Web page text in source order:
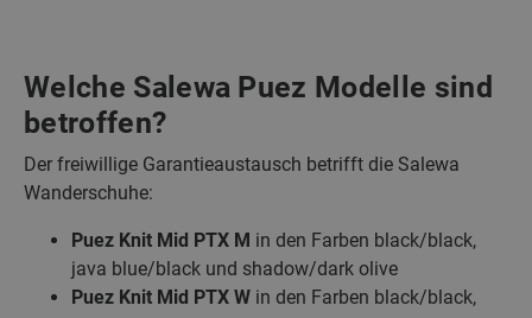
Welche Salewa Puez Modelle sind
betroffen?
Der freiwillige Garantieaustausch betrifft die Salewa
Wanderschuhe:
Puez Knit Mid PTX M in den Farben black/black,
java blue/black und shadow/dark olive
Puez Knit Mid PTX W in den Farben black/black,